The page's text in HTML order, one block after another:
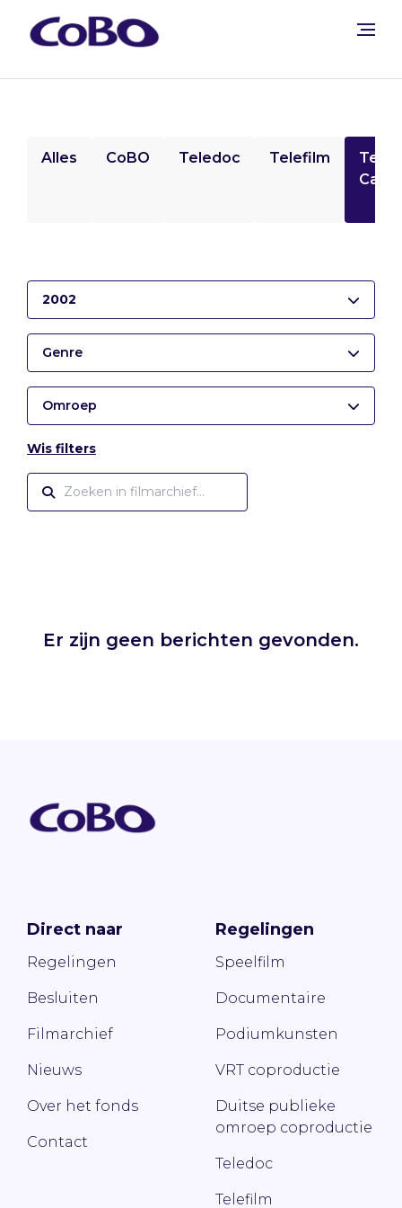
Alles CoBO Teledoc Telefilm
2002
Genre
Omroep
Wis filters
Er zijn geen berichten gevonden.
Direct naar
Regelingen
Besluiten
Filmarchief
Nieuws
Over het fonds
Contact
Regelingen
Speelfilm
Documentaire
Podiumkunsten
VRT coproductie
Duitse publieke
omroep coproductie
Teledoc
Telefilm